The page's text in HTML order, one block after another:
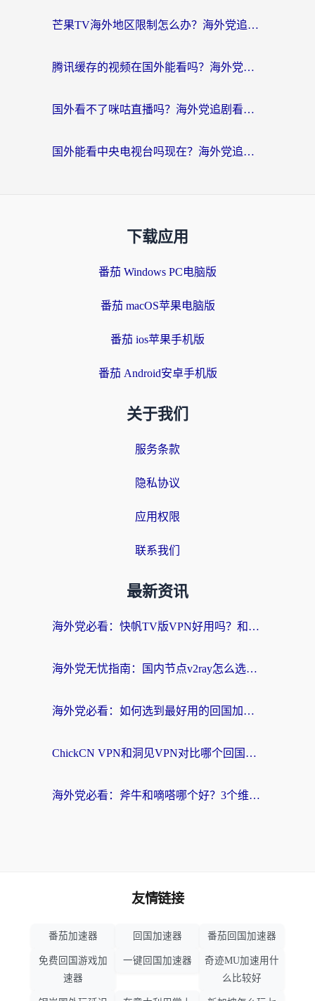
芒果TV海外地区限制怎么办？海外党追剧看片的实用加速器选择指南
腾讯缓存的视频在国外能看吗？海外党追剧看片的终极解决方案
国外看不了咪咕直播吗？海外党追剧看片的加速器选择指南
国外能看中央电视台吗现在？海外党追剧看央视的实用指南
下载应用
番茄 Windows PC电脑版
番茄 macOS苹果电脑版
番茄 ios苹果手机版
番茄 Android安卓手机版
关于我们
服务条款
隐私协议
应用权限
联系我们
最新资讯
海外党必看：快帆TV版VPN好用吗？和快游VPN对比哪个回国效果更好？附实用避坑指南
海外党无忧指南：国内节点v2ray怎么选？一键回国VPN+多场景实测帮你避坑
海外党必看：如何选到最好用的回国加速器？从节点到售后的全维度指南
ChickCN VPN和洞见VPN对比哪个回国效果更好？海外党亲测3款加速器+避坑指南
海外党必看：斧牛和嘀嗒哪个好？3个维度教你选对回国加速器
友情链接
番茄加速器 回国加速器 番茄回国加速器
免费回国游戏加
速器
一键回国加速器
奇迹MU加速用什
么比较好